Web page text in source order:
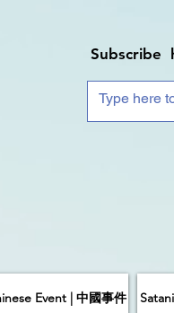
Subscribe
Event | 中國事件